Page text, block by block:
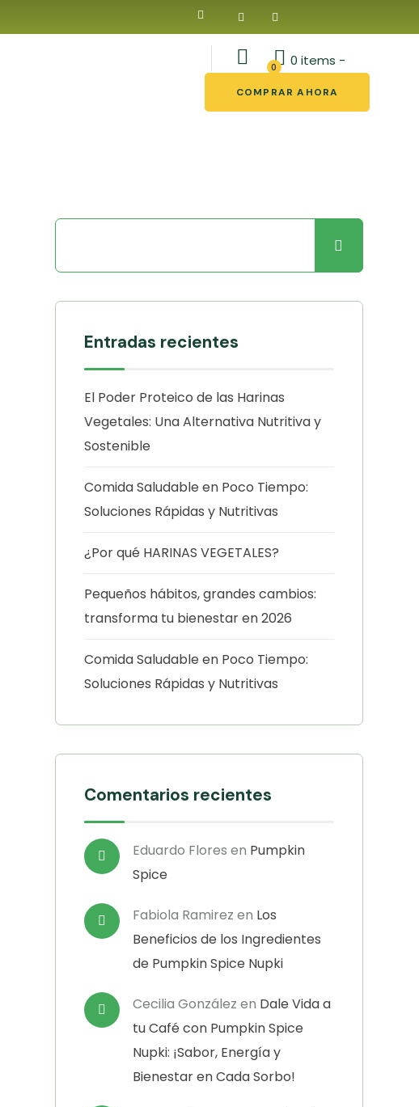
0 0 items -
COMPRAR AHORA
Entradas recientes
El Poder Proteico de las Harinas
Vegetales: Una Alternativa Nutritiva y
Sostenible
Comida Saludable en Poco Tiempo:
Soluciones Rápidas y Nutritivas
¿Por qué HARINAS VEGETALES?
Pequeños hábitos, grandes cambios:
transforma tu bienestar en 2026
Comida Saludable en Poco Tiempo:
Soluciones Rápidas y Nutritivas
Comentarios recientes
Eduardo Flores en Pumpkin
Spice
Fabiola Ramirez en Los
Beneficios de los Ingredientes
de Pumpkin Spice Nupki
Cecilia González en Dale Vida a
tu Café con Pumpkin Spice
Nupki: ¡Sabor, Energía y
Bienestar en Cada Sorbo!